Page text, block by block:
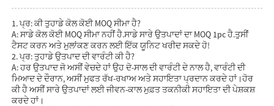
1. ਪ੍ਰ: ਕੀ ਤੁਹਾਡੇ ਕੋਲ ਕੋਈ MOQ ਸੀਮਾ ਹੈ?
A: ਸਾਡੇ ਕੋਲ ਕੋਈ MOQ ਸੀਮਾ ਨਹੀਂ ਹੈ.ਸਾਡੇ ਸਾਰੇ ਉਤਪਾਦਾਂ ਦਾ MOQ 1pc ਹੈ.ਤੁਸੀਂ
ਟੈਸਟ ਕਰਨ ਅਤੇ ਮੁਲਾਂਕਣ ਕਰਨ ਲਈ ਇੱਕ ਯੂਨਿਟ ਖਰੀਦ ਸਕਦੇ ਹੋ!
2. ਪ੍ਰ: ਤੁਹਾਡੇ ਉਤਪਾਦ ਦੀ ਵਾਰੰਟੀ ਕੀ ਹੈ?
A: ਹਰ ਉਤਪਾਦ ਜੋ ਅਸੀਂ ਵੇਚਦੇ ਹਾਂ ਉਹ ਦੋ-ਸਾਲ ਦੀ ਵਾਰੰਟੀ ਦੇ ਨਾਲ ਹੈ, ਵਾਰੰਟੀ ਦੀ
ਮਿਆਦ ਦੇ ਦੌਰਾਨ, ਅਸੀਂ ਮੁਫਤ ਰੱਖ-ਰਖਾਅ ਅਤੇ ਸਹਾਇਤਾ ਪ੍ਰਦਾਨ ਕਰਦੇ ਹਾਂ।ਹੋਰ
ਕੀ ਹੈ ਅਸੀਂ ਸਾਰੇ ਉਤਪਾਦਾਂ ਲਈ ਜੀਵਨ-ਕਾਲ ਮੁਫ਼ਤ ਤਕਨੀਕੀ ਸਹਾਇਤਾ ਦੀ ਪੇਸ਼ਕਸ਼
ਕਰਦੇ ਹਾਂ।